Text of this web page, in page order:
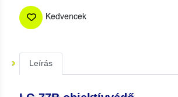
Kedvencek
Leírás